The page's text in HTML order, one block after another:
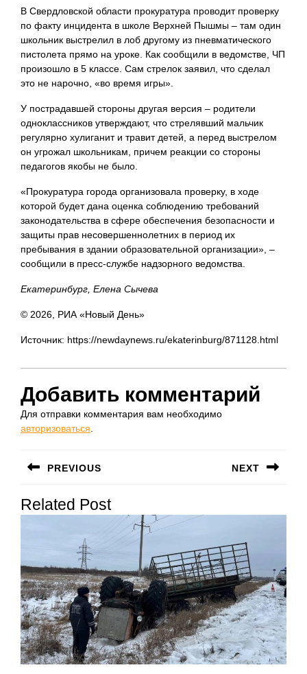
В Свердловской области прокуратура проводит проверку
по факту инцидента в школе Верхней Пышмы – там один
школьник выстрелил в лоб другому из пневматического
пистолета прямо на уроке. Как сообщили в ведомстве, ЧП
произошло в 5 классе. Сам стрелок заявил, что сделал
это не нарочно, «во время игры».
У пострадавшей стороны другая версия – родители
одноклассников утверждают, что стрелявший мальчик
регулярно хулиганит и травит детей, а перед выстрелом
он угрожал школьникам, причем реакции со стороны
педагогов якобы не было.
«Прокуратура города организовала проверку, в ходе
которой будет дана оценка соблюдению требований
законодательства в сфере обеспечения безопасности и
защиты прав несовершеннолетних в период их
пребывания в здании образовательной организации», –
сообщили в пресс-службе надзорного ведомства.
Екатеринбург, Елена Сычева
© 2026, РИА «Новый День»
Источник: https://newdaynews.ru/ekaterinburg/871128.html
Добавить комментарий
Для отправки комментария вам необходимо
авторизоваться.
по
записям
PREVIOUS
запись:
NEXT
запись:
Related Post